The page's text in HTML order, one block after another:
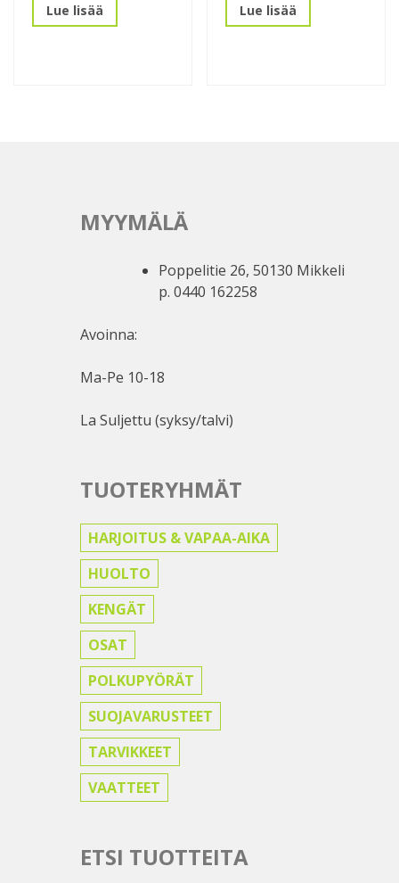
Lue lisää Lue lisää
MYYMÄLÄ
Poppelitie 26, 50130 Mikkeli
p. 0440 162258
Avoinna:
Ma-Pe 10-18
La Suljettu (syksy/talvi)
TUOTERYHMÄT
HARJOITUS & VAPAA-AIKA
HUOLTO
KENGÄT
OSAT
POLKUPYÖRÄT
SUOJAVARUSTEET
TARVIKKEET
VAATTEET
ETSI TUOTTEITA